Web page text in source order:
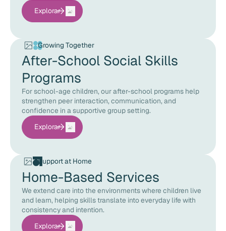
Explorar
Growing Together
After-School Social Skills
Programs
For school-age children, our after-school programs help
strengthen peer interaction, communication, and
confidence in a supportive group setting.
Explorar
Support at Home
Home-Based Services
We extend care into the environments where children live
and learn, helping skills translate into everyday life with
consistency and intention.
Explorar